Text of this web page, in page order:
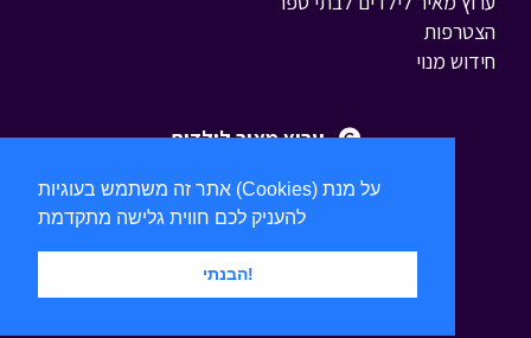
אתר זה משתמש בעוגיות (Cookies) על מנת
הבנתי!
הצטרפות
חידוש מנוי
ערוץ מאיר לילדים